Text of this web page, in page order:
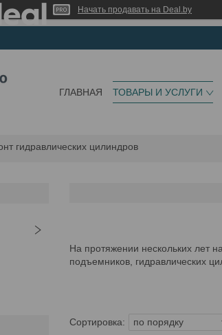
Начать продавать на Deal.by
ГЛАВНАЯ ТОВАРЫ И УСЛУГИ
гидравлических цилиндров
На протяжении нескольких лет
подъемников, гидравлических